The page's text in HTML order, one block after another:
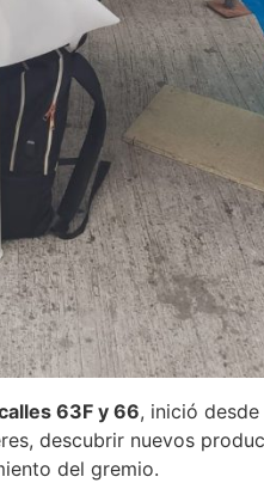
63F y 66, inició
descubrir nuevos
del gremio.